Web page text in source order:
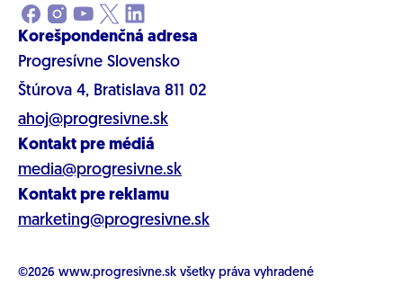
Korešpondenčná adresa
Progresívne Slovensko
Štúrova 4, Bratislava 811 02
ahoj@progresivne.sk
Kontakt pre médiá
media@progresivne.sk
Kontakt pre reklamu
marketing@progresivne.sk
©2026 www.progresivne.sk všetky práva vyhradené